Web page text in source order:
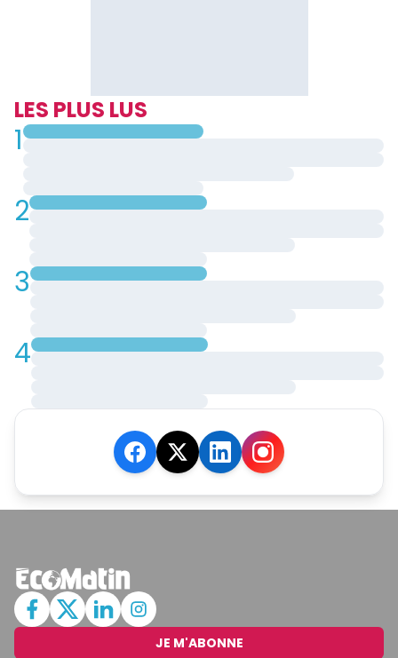
LES PLUS LUS
1
2
3
4
JE M'ABONNE